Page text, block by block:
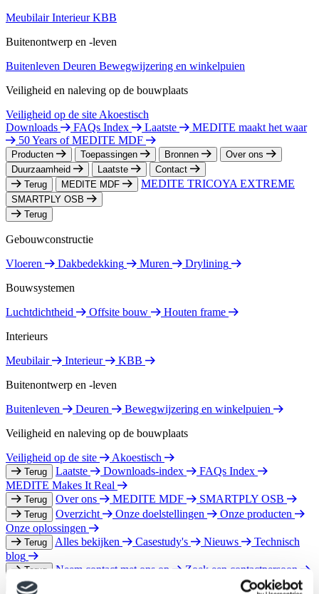
MeubilairInterieurKBB
Buitenontwerp en -leven
Buitenleven Deuren Bewegwijzering en winkelpuien
Veiligheid en naleving op de bouwplaats
Veiligheid op de site Akoestisch
Downloads
FAQs Index Laatste
MEDITE maakt het waar
50 Years of MEDITE MDF
Producten Toepassingen Bronnen
Over ons
Duurzaamheid
Laatste
Contact
Terug
MEDITE MDF MEDITE TRICOYA EXTREME
SMARTPLY OSB
Terug
Gebouwconstructie
Vloeren
Dakbedekking Muren
Drylining
Bouwsystemen
Luchtdichtheid
Offsite bouw
Houten frame
Interieurs
Meubilair
Interieur
KBB
Buitenontwerp en -leven
Buitenleven
Deuren
Bewegwijzering en winkelpuien
Veiligheid en naleving op de bouwplaats
Veiligheid op de site
Akoestisch
Terug Laatste Downloads-index
FAQs Index
MEDITE Makes It Real
Terug Over ons MEDITE MDF SMARTPLY OSB
Terug Overzicht Onze doelstellingen
Onze producten
Onze oplossingen
Terug Alles bekijken Casestudy's Nieuws
Technisch
blog
Terug Neem contact met ons op Zoek een contactpersoon
Terug MEDITE PREMIER MEDITE